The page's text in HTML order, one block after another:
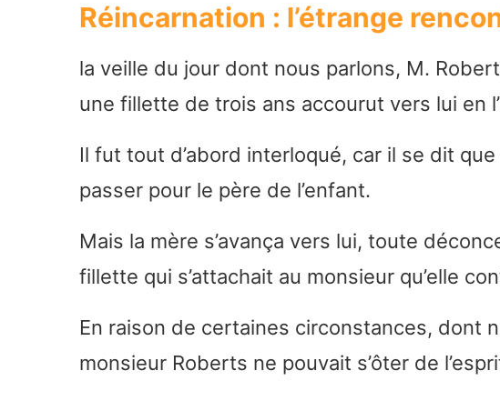
Réincarnation : l’étrange
la veille du jour dont nous parlons, M.
une fillette de trois ans accourut vers lui en
Il fut tout d’abord interloqué, car il se dit
passer pour le père de l’enfant.
Mais la mère s’avança vers lui, toute
fillette qui s’attachait au monsieur qu’elle
En raison de certaines circonstances, dont
monsieur Roberts ne pouvait s’ôter de